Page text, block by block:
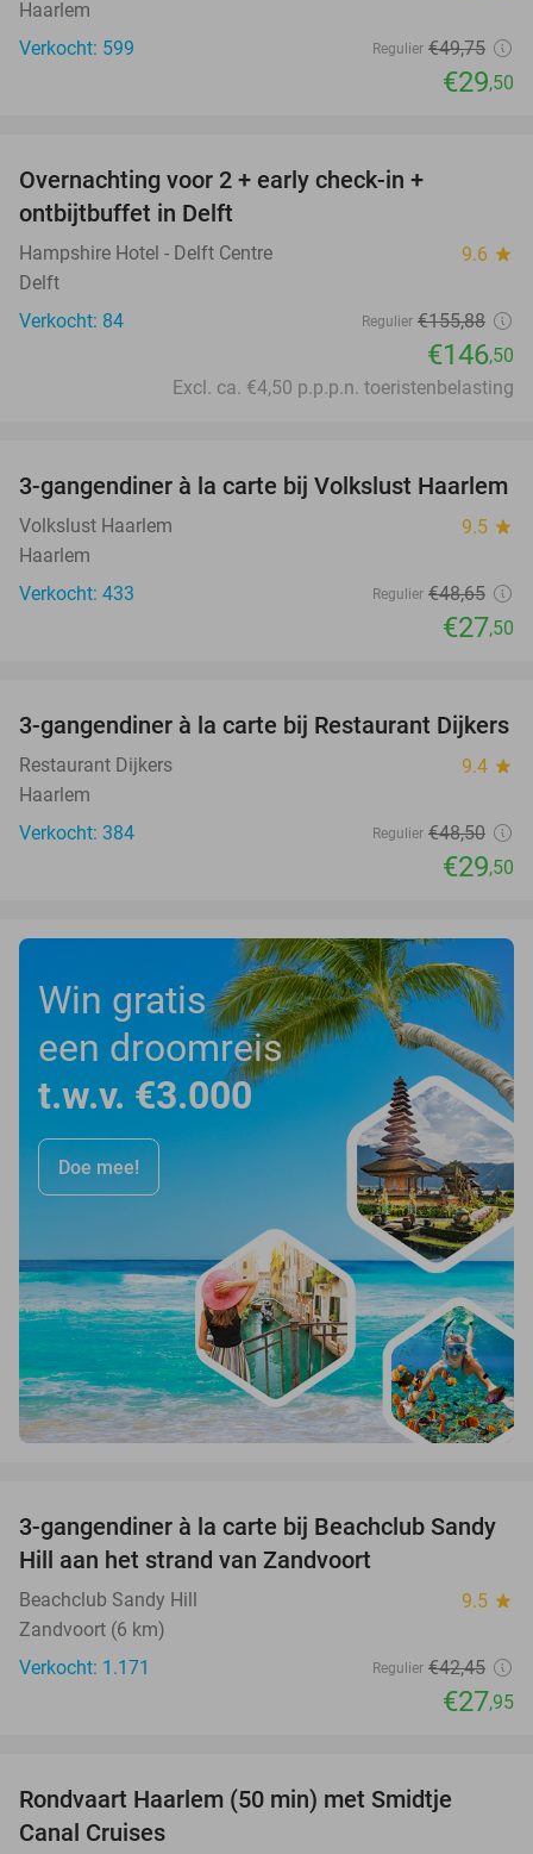
Haarlem
Verkocht: 599
Regulier €49,75
€29,50
Overnachting voor 2 + early check-in +
ontbijtbuffet in Delft
Hampshire Hotel - Delft Centre 9.6 star
Delft
Verkocht: 84
Regulier €155,88
€146,50
Excl. ca. €4,50 p.p.p.n. toeristenbelasting
43%
3-gangendiner à la carte bij Volkslust Haarlem
Volkslust Haarlem 9.5 star
Haarlem
Verkocht: 433
Regulier €48,65
€27,50
39%
3-gangendiner à la carte bij Restaurant Dijkers
Restaurant Dijkers 9.4 star
Haarlem
Verkocht: 384
Regulier €48,50
€29,50
Win gratis
een droomreis
t.w.v. €3.000
Doe mee!
34%
3-gangendiner à la carte bij Beachclub Sandy
Hill aan het strand van Zandvoort
Beachclub Sandy Hill 9.5 star
Zandvoort (6 km)
Verkocht: 1.171
Regulier €42,45
€27,95
Rondvaart Haarlem (50 min) met Smidtje
Canal Cruises